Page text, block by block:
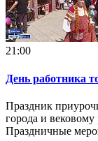
21:00
День работника
Праздник
города и
Праздничные